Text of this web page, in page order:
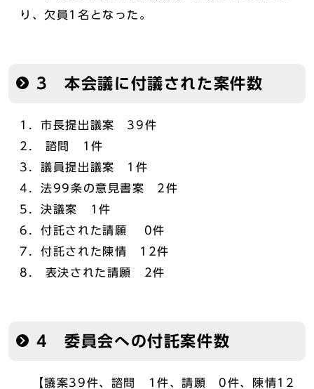
り、欠員1名となった。
3 本会議に付議された案件数
1．市長提出議案 39件
2． 諮問 1件
3．議員提出議案 1件
4．法99条の意見書案 2件
5．決議案 1件
6．付託された請願 0件
7．付託された陳情 12件
8． 表決された請願 2件
4 委員会への付託案件数
【議案39件、諮問 1件、請願 0件、陳情12